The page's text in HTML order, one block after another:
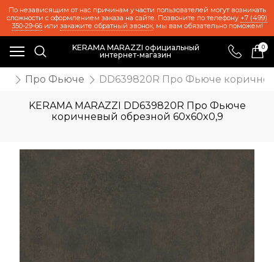
По независящим от нас причинам у части пользователей могут возникать
сложности с оформлением заказа на сайте. Позвоните по телефону +7 (499)
350-29-66или закажите обратный звонок, мы вам обязательно поможем!
KERAMA MARAZZI официальный
интернет-магазин
0
Про Фьюче DD639820R Про Фьюче
KERAMA MARAZZI DD639820R Про Фьюче
коричневый обрезной 60x60x0,9